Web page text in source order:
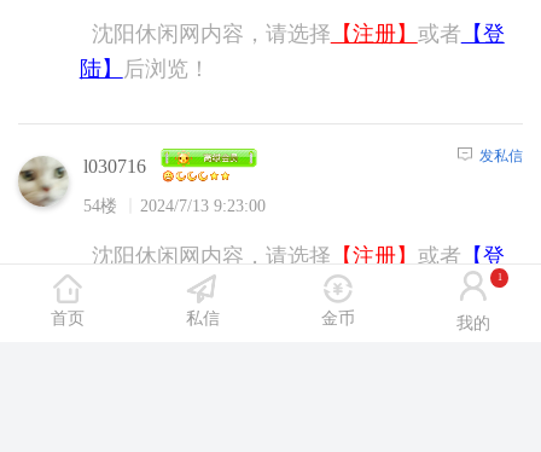
沈阳休闲网内容，请选择 【注册】 或者 【登
陆】
后浏览！
l030716
54楼 2024/7/13 9:23:00
发私信
沈阳休闲网内容，请选择 【注册】 或者 【登
陆】
后浏览！
首页 私信 金币 我的
1